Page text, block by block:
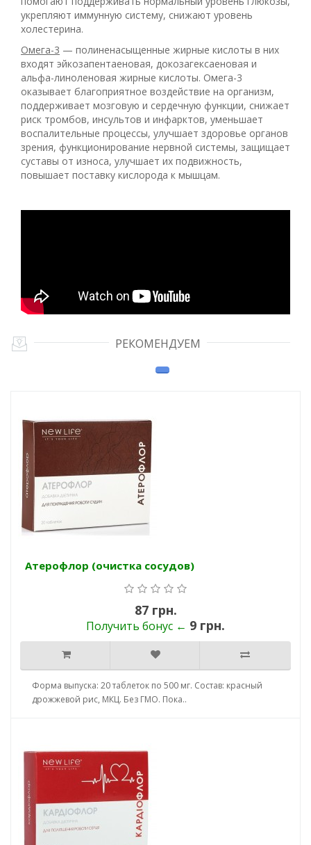
укрепляют иммунную систему, снижают уровень
холестерина.
Oмега-3 — полиненасыщенные жирные кислоты в них
входят эйкозапентаеновая, докозагексаеновая и
альфа-линоленовая жирные кислоты. Омега-3
оказывает благоприятное воздействие на организм,
поддерживает мозговую и сердечную функции, снижает
риск тромбов, инсультов и инфарктов, уменьшает
воспалительные процессы, улучшает здоровье органов
зрения, функционирование нервной системы, защищает
суставы от износа, улучшает их подвижность,
повышает поставку кислорода к мышцам.
РЕКОМЕНДУЕМ
Атерофлор (очистка сосудов)
87 грн.
Получить бонус ← 9 грн.
Форма выпуска: 20 таблеток по 500 мг. Состав: красный
дрожжевой рис, МКЦ. Без ГМО. Пока..